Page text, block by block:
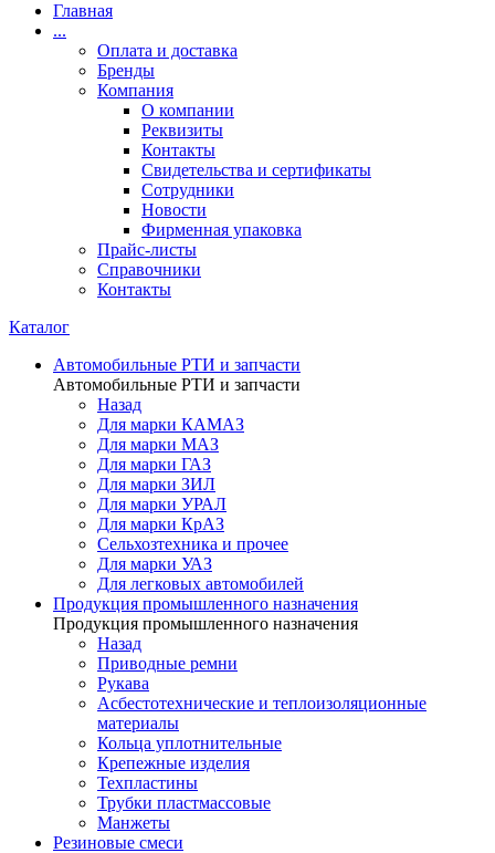
Главная
...
Оплата и доставка
Бренды
Компания
О компании
Реквизиты
Контакты
Свидетельства и сертификаты
Сотрудники
Новости
Фирменная упаковка
Прайс-листы
Справочники
Контакты
Каталог
Автомобильные РТИ и запчасти
Автомобильные РТИ и запчасти
Назад
Для марки КАМАЗ
Для марки МАЗ
Для марки ГАЗ
Для марки ЗИЛ
Для марки УРАЛ
Для марки КрАЗ
Сельхозтехника и прочее
Для марки УАЗ
Для легковых автомобилей
Продукция промышленного назначения
Продукция промышленного назначения
Назад
Приводные ремни
Рукава
Асбестотехнические и теплоизоляционные
материалы
Кольца уплотнительные
Крепежные изделия
Техпластины
Трубки пластмассовые
Манжеты
Резиновые смеси